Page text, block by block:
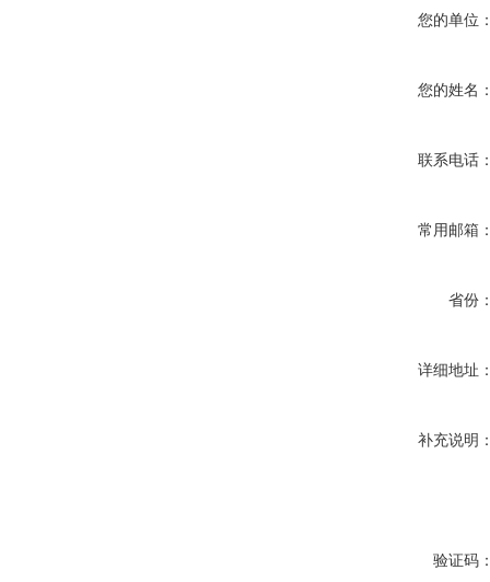
您的单位
您的姓名
联系电话
常用邮箱
省份
详细地址
补充说明
验证码